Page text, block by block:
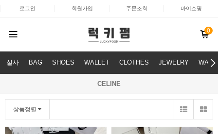
로그인 회원가입 주문조회 마이쇼핑
0
실사 BAG SHOES WALLET CLOTHES JEWELRY
CELINE
상품정렬